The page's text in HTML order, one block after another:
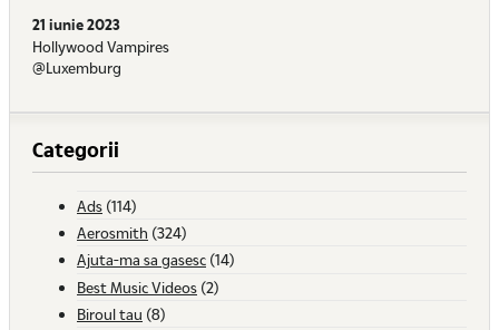
21 iunie 2023
Hollywood Vampires
@Luxemburg
Categorii
Ads (114)
Aerosmith (324)
Ajuta-ma sa gasesc (14)
Best Music Videos (2)
Biroul tau (8)